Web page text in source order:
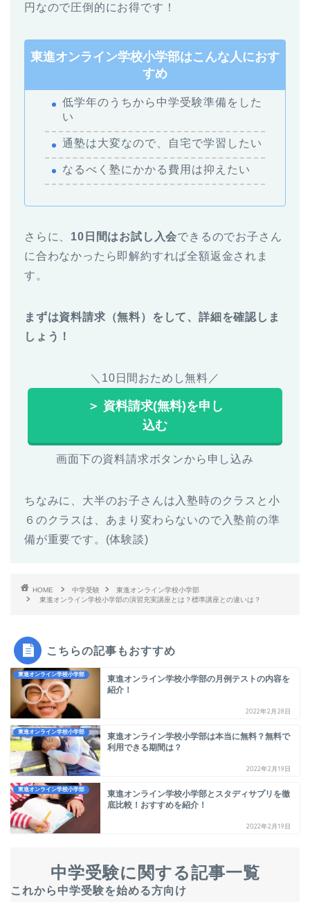
円なので圧倒的にお得です！
東進オンライン学校小学部はこんな人におす
すめ
低学年のうちから中学受験準備をした
い
通塾は大変なので、自宅で学習したい
なるべく塾にかかる費用は抑えたい
さらに、 10日間はお試し入会できるのでお子さん
に合わなかったら即解約すれば全額返金されま
す。
まずは資料請求（無料）をして、詳細を確認しま
しょう！
＼10日間おためし無料／
＞ 資料請求(無料)を申し
込む
画面下の資料請求ボタンから申し込み
ちなみに、大半のお子さんは入塾時のクラスと小
６のクラスは、あまり変わらないので入塾前の準
備が重要です。(体験談)
HOME 中学受験
東進オンライン学校小学部
東進オンライン学校小学部の演習充実講座とは？標準講座との違いは？
こちらの記事もおすすめ
東進オンライン学校小学部
東進オンライン学校小学部の月例テストの内容を
紹介！
2022年2月28日
東進オンライン学校小学部
東進オンライン学校小学部は本当に無料？無料で
利用できる期間は？
2022年2月19日
東進オンライン学校小学部
東進オンライン学校小学部とスタディサプリを徹
底比較！おすすめを紹介！
2022年2月19日
中学受験に関する記事一覧
これから中学受験を始める方向け